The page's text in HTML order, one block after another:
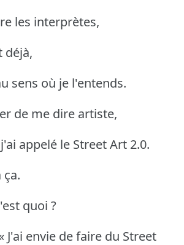
les interprètes,
déjà,
sens où je l'entends.
de me dire artiste,
appelé le Street Art 2.0.
ça.
quoi ?
J'ai envie de faire du Street